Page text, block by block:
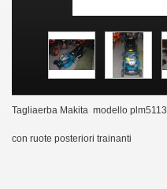
Tagliaerba Makita modello plm5113
con ruote posteriori trainanti